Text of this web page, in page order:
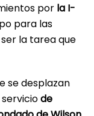
por la I-
para las
la tarea que
se desplazan
de